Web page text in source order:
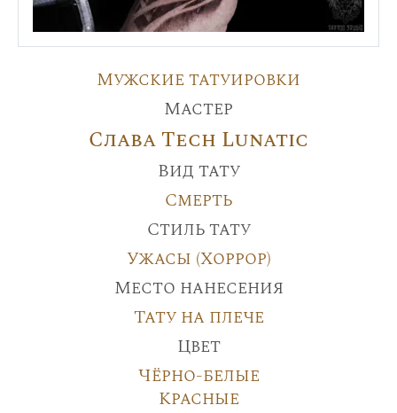
Мужские татуировки
Мастер
Слава Tech Lunatic
Вид тату
Смерть
Стиль тату
Ужасы (Хоррор)
Место нанесения
Тату на плече
Цвет
Чёрно-белые
Красные